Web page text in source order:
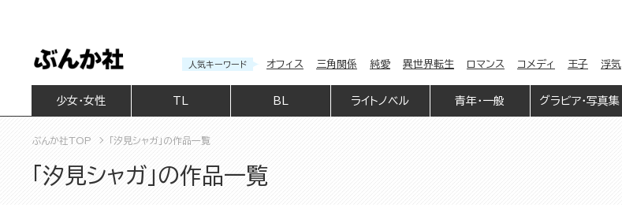
人気キーワード オフィス 三角関係 純愛 異世界転生 ロマンス コメディ 王子 浮気
少女・女性 BL ライトノベル 青年・一般 グラビア・写真集
ぶんか社TOP 「汐見シャガ」の作品一覧
「汐見シャガ」の作品一覧